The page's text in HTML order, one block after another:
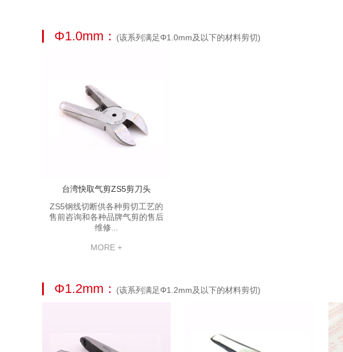
Φ1.0mm： (该系列满足Φ1.0mm及以下的材料剪切)
台湾快取气剪ZS5剪刀头
ZS5钢线切断供各种剪切工艺的
售前咨询和各种品牌气剪的售后
维修...
MORE +
Φ1.2mm： (该系列满足Φ1.2mm及以下的材料剪切)